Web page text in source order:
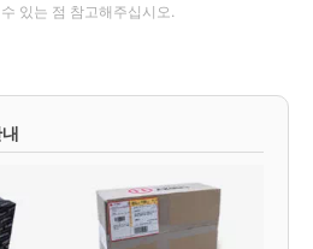
있는 점 참고해주십시오.